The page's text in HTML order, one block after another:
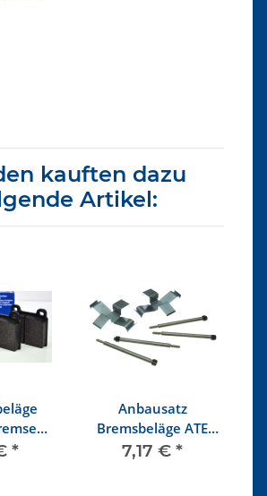
kauften dazu
Artikel:
*
Anbausatz
Bremsbeläge ATE
Festsattel bis 86
7,17 € *